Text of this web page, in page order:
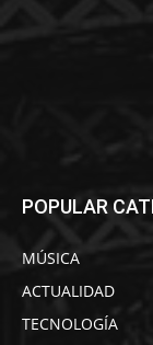
POPULAR
MÚSICA
ACTUALIDAD
TECNOLOGÍA